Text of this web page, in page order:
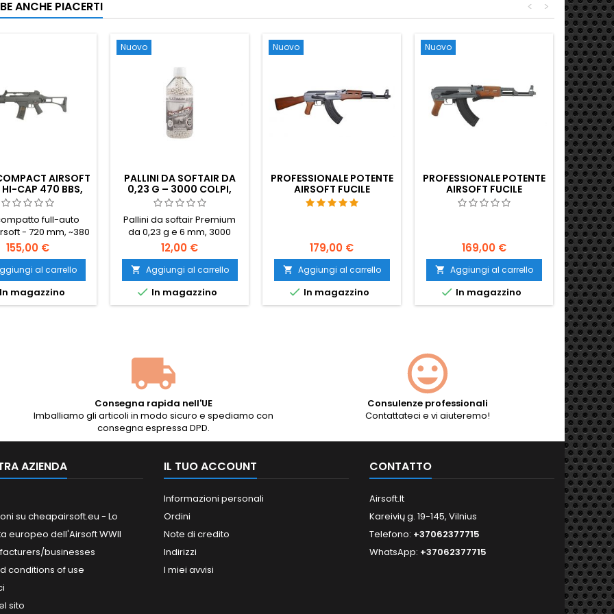
supporti bipode,
di serie inciso sulla
colpi.
kg,
ANCHE PIACERTI >
<
AIRSOFT
CAP 470 BBS,
E CARICATORE
INCLUSI
full-auto
- 720 mm, ~380
cambio V3, calcio
per CQB.
Hi-cap da 470
NiMH da 8,4 V
inclusi.
binari Picatinny
155,00 €
al carrello
In magazzino
Nuovo
PALLINI DA SOFTAIR DA
0,23 G – 3000 COLPI,
PESO MAGGIORE PER UNA
MAGGIORE PRECISIONE E
GITTATA
Pallini da softair Premium
da 0,23 g e 6 mm, 3000
pezzi in un flacone
richiudibile. Più pesanti
rispetto agli standard da
0,20 g: migliore resistenza
al vento, traiettoria più
piatta, maggiore energia in
compatibili con l’hop-up.
Confezione di scorta ideale
per armi di supporto...
12,00 €
 Aggiungi al carrello
 In magazzino
Nuovo
PROFESSIONALE POTENTE
AIRSOFT FUCILE
D'ASSALTO AK47
179,00 €
 Aggiungi al carrello
 In magazzino
Nuovo
PROFESSIONALE POTENTE
AIRSOFT FUCILE
D'ASSALTO AK47S
169,00 €
 Aggiungi al carrello
 In magazzino
Consegna rapida nell'UE
Imballiamo gli articoli in modo sicuro e spediamo con
consegna espressa DPD.
Consulenze professionali
Contattateci e vi aiuteremo!
AZIENDA
su cheapairsoft.eu - Lo
europeo dell'Airsoft WWII
businesses
conditions of use
sito
IL TUO ACCOUNT
Informazioni personali
Ordini
Note di credito
Indirizzi
I miei avvisi
CONTATTO
Airsoft.lt
Kareivių g. 19-145, Vilnius
Telefono: +37062377715
WhatsApp: +37062377715